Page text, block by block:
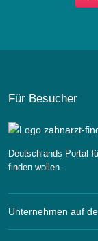
Für Besucher
Deutschlands Portal
finden wollen.
Unternehmen auf